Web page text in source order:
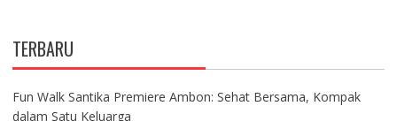
TERBARU
Fun Walk Santika Premiere Ambon: Sehat Bersama, Kompak
dalam Satu Keluarga